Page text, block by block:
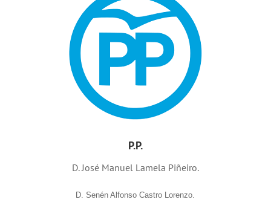
P.P.
D. José Manuel Lamela Piñeiro.
D. Senén Alfonso Castro Lorenzo.